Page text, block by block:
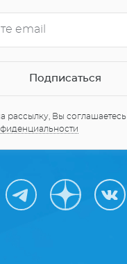
рассылку, Вы соглашаетесь